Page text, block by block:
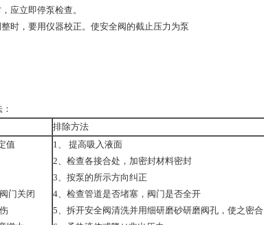
应立即停泵检查。
时，要用仪器校正。使安全阀的截止压力为泵
排除方法
值
门关闭
1、 提高吸入液面
2、检查各接合处，加密封材料密封
3、按泵的所示方向纠正
4、检查管道是否堵塞，阀门是否全开
5、拆开安全阀清洗并用细研磨砂研磨阀孔，使之密合